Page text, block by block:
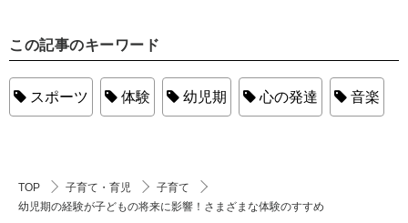
この記事のキーワード
スポーツ 体験 幼児期 心の発達 音楽
TOP 子育て・育児
子育て
幼児期の経験が子どもの将来に影響！さまざまな体験のすすめ